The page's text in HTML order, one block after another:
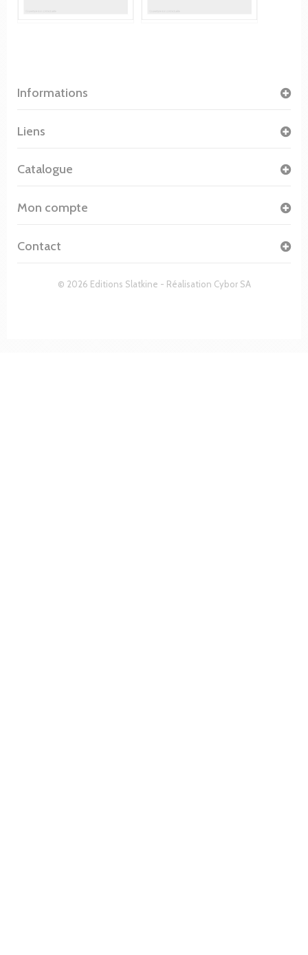
Informations
© 2026 Editions Slatkine - Réalisation Cybor SA
Liens
Catalogue
Mon compte
Contact